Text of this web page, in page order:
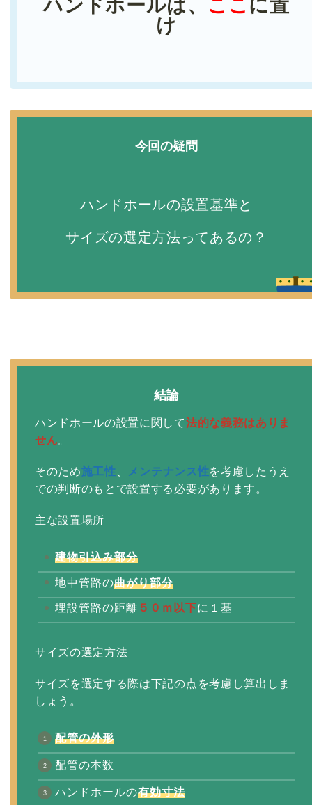
ハンドホールは、 ここ に置
け
今回の疑問
ハンドホールの設置基準と
サイズの選定方法ってあるの？
結論
ハンドホールの設置に関して法的な義務はありま
せん。
そのため施工性 メンテナンス性を考慮したうえ
での判断のもとで設置する必要があります。
主な設置場所
建物引込み部分
地中管路の曲がり部分
埋設管路の距離 ５０ｍ以下に１基
サイズの選定方法
サイズを選定する際は下記の点を考慮し算出しま
しょう。
配管の外形
配管の本数
ハンドホールの有効寸法